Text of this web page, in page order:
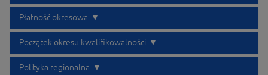
Płatność okresowa
Początek okresu kwalifikowalności
Polityka regionalna